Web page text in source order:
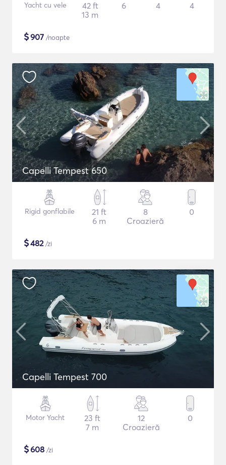
Yacht cu vele
42 ft
13 m
6 4 4
$907 /noapte
Capelli Tempest 650
Rigid gonflabile
21 ft
6 m
8
Croazieră
0
$482/zi
Capelli Tempest 700
Motor Yacht
23 ft
7 m
12
Croazieră
0
$608 /zi